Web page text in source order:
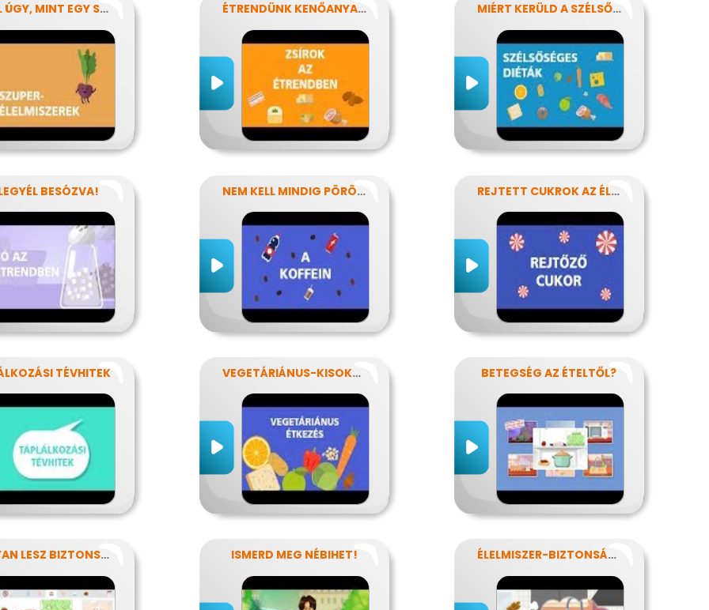
EGYÉL ÚGY, MINT EGY SZUPERHŐS! ÉTRENDÜNK KENŐANYAGAI: A ZSÍROK MIÉRT KERÜLD A SZÉLSŐSÉGES DIÉTÁKAT?
BESÓZVA! NEM KELL MINDIG PÖRÖGNI REJTETT CUKROK AZ ÉLELMISZEREINKBEN
TÉVHITEK VEGETÁRIÁNUS-KISOKOS BETEGSÉG AZ ÉTELTŐL?
HOGYAN LESZ BIZTONSÁGOS, AMIT MEGESZEL? ISMERD MEG NÉBIHET! ÉLELMISZER-BIZTONSÁG, NÉBIH, EFSA